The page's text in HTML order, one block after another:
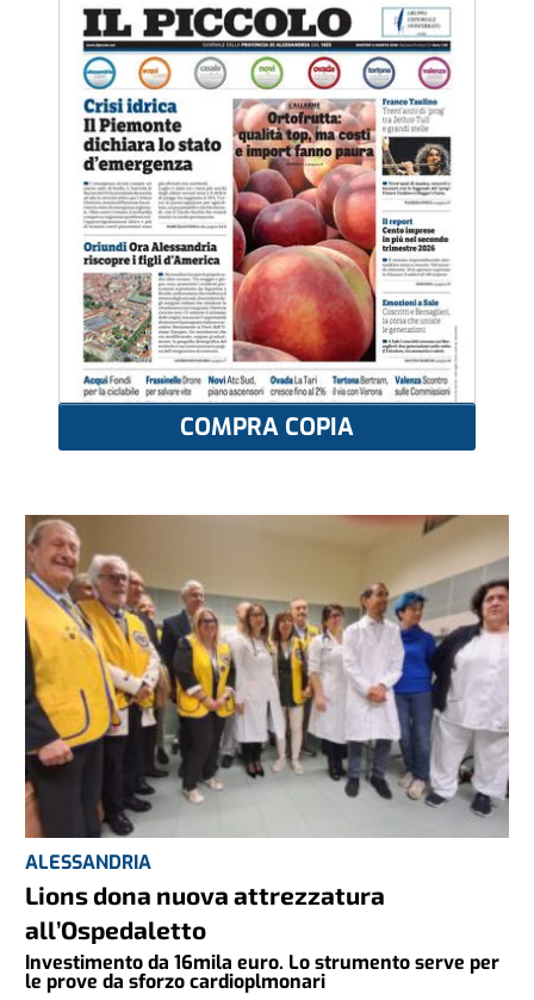
COMPRA COPIA
ALESSANDRIA
Lions dona nuova attrezzatura
all’Ospedaletto
Investimento da 16mila euro. Lo strumento serve per
le prove da sforzo cardioplmonari